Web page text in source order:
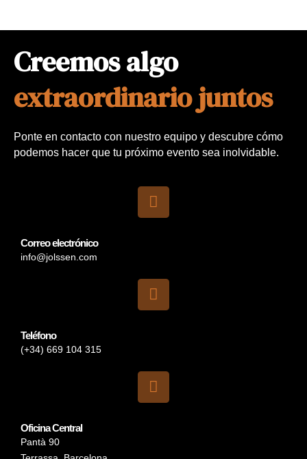
Creemos algo
extraordinario juntos
Ponte en contacto con nuestro equipo y descubre cómo
podemos hacer que tu próximo evento sea inolvidable.
Correo electrónico
info@jolssen.com
Teléfono
(+34) 669 104 315
Oficina Central
Pantà 90